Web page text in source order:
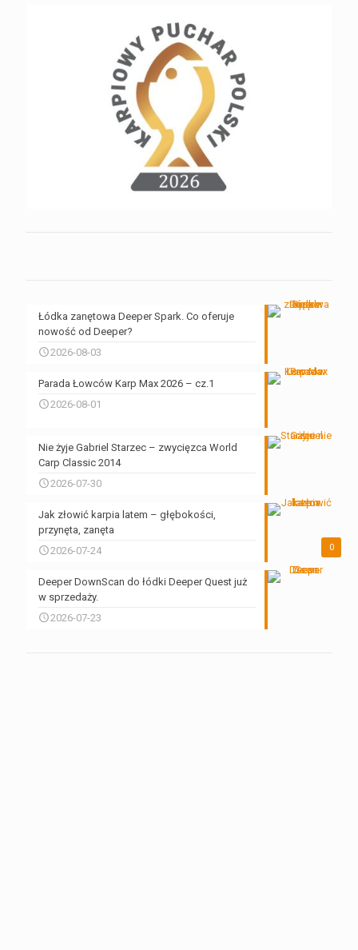
Łódka zanętowa Deeper Spark. Co oferuje
nowość od Deeper?
2026-08-03
Parada Łowców Karp Max 2026 – cz.1
2026-08-01
Nie żyje Gabriel Starzec – zwycięzca World
Carp Classic 2014
2026-07-30
0
Jak złowić karpia latem – głębokości,
przynęta, zanęta
2026-07-24
Deeper DownScan do łódki Deeper Quest już
w sprzedaży.
2026-07-23